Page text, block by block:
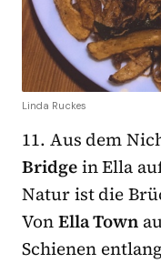
Linda Ruckes
11. Aus dem
Bridgein Ella
Natur ist die
VonElla Town
Schienen